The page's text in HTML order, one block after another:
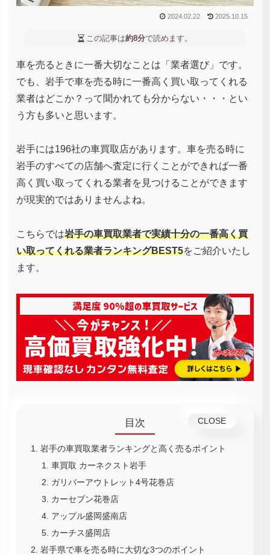
2024.02.22 2025.10.15
この記事は約8分で読めます。
車を売るときに一番大切なことは「業者選び」です。
でも、岩手で車を売る時に一番高く買い取ってくれる
業者はどこか？って聞かれても分からない・・・とい
う方も多いと思います。
岩手には196社の車買取店があります。車を売る時に
岩手のすべての店舗へ査定に行くことができれば一番
高く買い取ってくれる業者を見つけることができます
が現実的ではありませんよね。
こちらでは岩手の車買取業者で実績十分の一番高く買
い取ってくれる業者ランキングBEST5をご紹介いたし
ます。
目次
岩手の車買取業者ランキングと高く売るポイント
車買取 カーネクスト岩手
ガリバーアウトレット4号花巻店
カーセブン花巻店
アップル盛岡盛南店
カーチス盛岡店
岩手県で車を売る時に大切な3つのポイント